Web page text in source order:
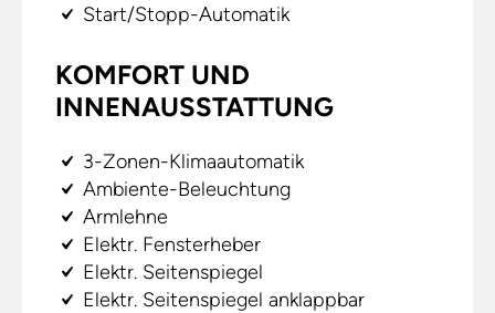
Start/Stopp-Automatik
KOMFORT UND
INNENAUSSTATTUNG
3-Zonen-Klimaautomatik
Ambiente-Beleuchtung
Armlehne
Elektr. Fensterheber
Elektr. Seitenspiegel
Elektr. Seitenspiegel anklappbar